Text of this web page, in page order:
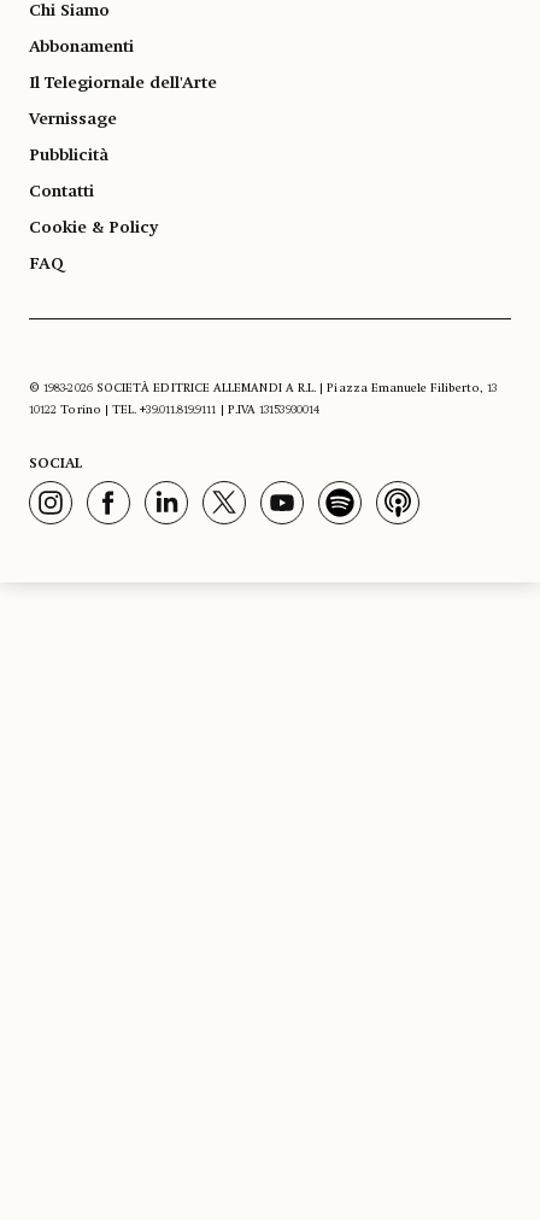
Chi Siamo
Abbonamenti
Il Telegiornale dell'Arte
Vernissage
Pubblicità
Contatti
Cookie & Policy
FAQ
© 1983-2026 SOCIETÀ EDITRICE ALLEMANDI A R.L. | Piazza Emanuele Filiberto, 13
10122 Torino | TEL. +39.011.819.9111 | P.IVA 13153930014
SOCIAL